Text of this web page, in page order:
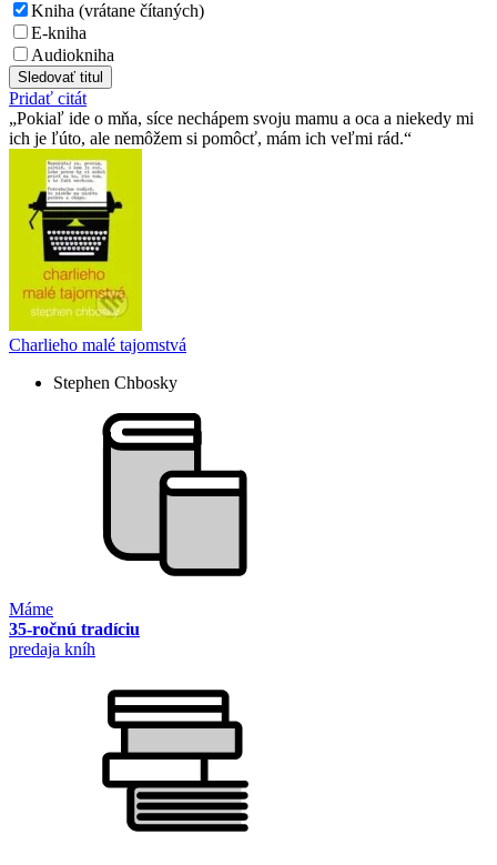
Kniha (vrátane čítaných)
E-kniha
Audiokniha
Sledovať titul
Pridať citát
Pokiaľ ide o mňa, síce nechápem svoju mamu a oca a niekedy mi
ich je ľúto, ale nemôžem si pomôcť, mám ich veľmi rád.
Charlieho malé tajomstvá
Stephen Chbosky
Máme
35-ročnú tradíciu
predaja kníh